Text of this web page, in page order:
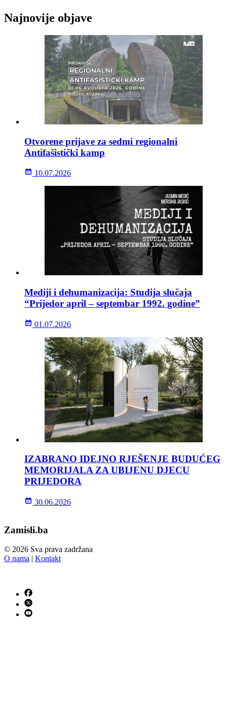
Najnovije objave
Otvorene prijave za sedmi regionalni
Antifašistički kamp
10.07.2026
Mediji i dehumanizacija: Studija slučaja
“Prijedor april – septembar 1992. godine”
01.07.2026
IZABRANO IDEJNO RJEŠENJE BUDUĆEG
MEMORIJALA ZA UBIJENU DJECU
PRIJEDORA
30.06.2026
Zamisli.ba
© 2026 Sva prava zadržana
O nama | Kontakt